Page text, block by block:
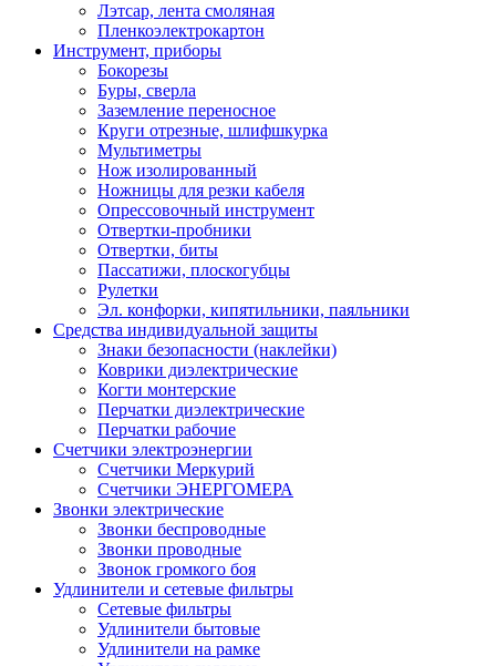
Лэтсар, лента смоляная
Пленкоэлектрокартон
Инструмент, приборы
Бокорезы
Буры, сверла
Заземление переносное
Круги отрезные, шлифшкурка
Мультиметры
Нож изолированный
Ножницы для резки кабеля
Опрессовочный инструмент
Отвертки-пробники
Отвертки, биты
Пассатижи, плоскогубцы
Рулетки
Эл. конфорки, кипятильники, паяльники
Средства индивидуальной защиты
Знаки безопасности (наклейки)
Коврики диэлектрические
Когти монтерские
Перчатки диэлектрические
Перчатки рабочие
Счетчики электроэнергии
Счетчики Меркурий
Счетчики ЭНЕРГОМЕРА
Звонки электрические
Звонки беспроводные
Звонки проводные
Звонок громкого боя
Удлинители и сетевые фильтры
Сетевые фильтры
Удлинители бытовые
Удлинители на рамке